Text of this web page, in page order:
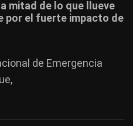
mitad de lo que llueve
por el fuerte impacto de
de Emergencia